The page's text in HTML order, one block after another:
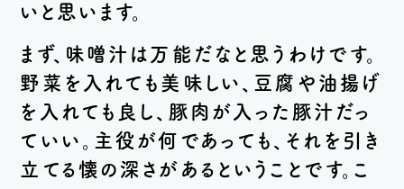
いと思います。
まず、味噌汁は万能だなと思うわけです。
野菜を入れても美味しい、豆腐や油揚げ
を入れても良し、豚肉が入った豚汁だっ
ていい。主役が何であっても、それを引き
立てる懐の深さがあるということです。こ